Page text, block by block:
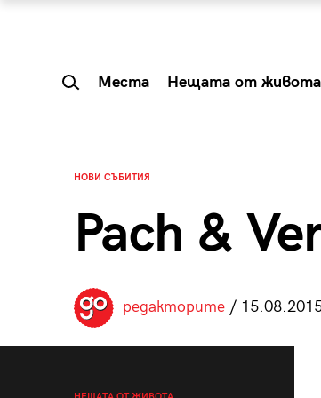
Места Нещата от живота
НОВИ СЪБИТИЯ
Pach &
редакторите/